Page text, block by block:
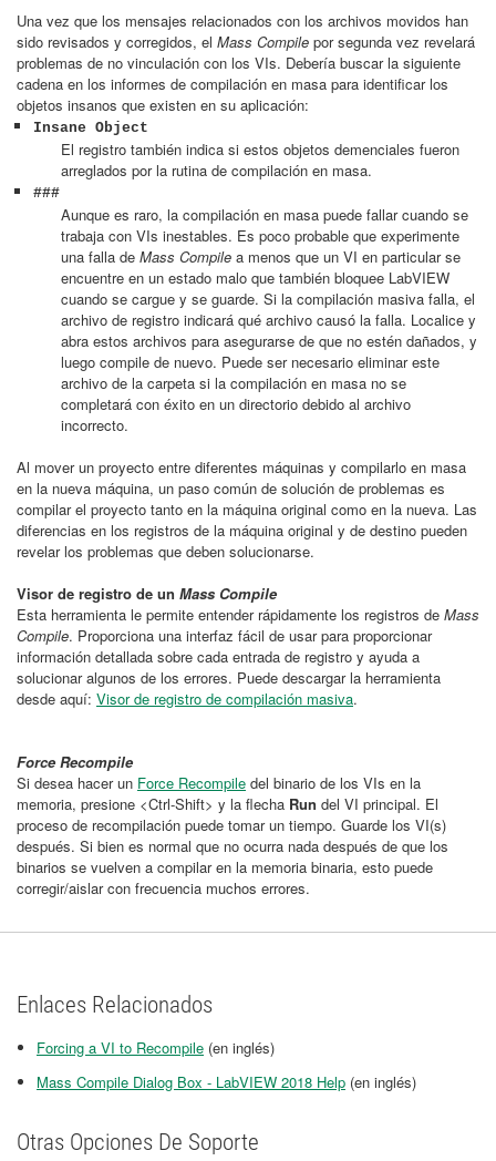
Una vez que los mensajes relacionados con los archivos movidos han
sido revisados y corregidos, el Mass Compile por segunda vez revelará
problemas de no vinculación con los VIs. Debería buscar la siguiente
cadena en los informes de compilación en masa para identificar los
objetos insanos que existen en su aplicación:
Insane Object
El registro también indica si estos objetos demenciales fueron
arreglados por la rutina de compilación en masa.
###
Aunque es raro, la compilación en masa puede fallar cuando se
trabaja con VIs inestables. Es poco probable que experimente
una falla de Mass Compile a menos que un VI en particular se
encuentre en un estado malo que también bloquee LabVIEW
cuando se cargue y se guarde. Si la compilación masiva falla, el
archivo de registro indicará qué archivo causó la falla. Localice y
abra estos archivos para asegurarse de que no estén dañados, y
luego compile de nuevo. Puede ser necesario eliminar este
archivo de la carpeta si la compilación en masa no se
completará con éxito en un directorio debido al archivo
incorrecto.
Al mover un proyecto entre diferentes máquinas y compilarlo en masa
en la nueva máquina, un paso común de solución de problemas es
compilar el proyecto tanto en la máquina original como en la nueva. Las
diferencias en los registros de la máquina original y de destino pueden
revelar los problemas que deben solucionarse.
Visor de registro de un Mass Compile
Esta herramienta le permite entender rápidamente los registros de Mass
Compile. Proporciona una interfaz fácil de usar para proporcionar
información detallada sobre cada entrada de registro y ayuda a
solucionar algunos de los errores. Puede descargar la herramienta
desde aquí: Visor de registro de compilación masiva.
Force Recompile
Si desea hacer un Force Recompile del binario de los VIs en la
memoria, presione <Ctrl-Shift> y la flecha Run del VI principal. El
proceso de recompilación puede tomar un tiempo. Guarde los VI(s)
después. Si bien es normal que no ocurra nada después de que los
binarios se vuelven a compilar en la memoria binaria, esto puede
corregir/aislar con frecuencia muchos errores.
Enlaces Relacionados
Forcing a VI to Recompile (en inglés)
Mass Compile Dialog Box - LabVIEW 2018 Help (en inglés)
Otras Opciones De Soporte